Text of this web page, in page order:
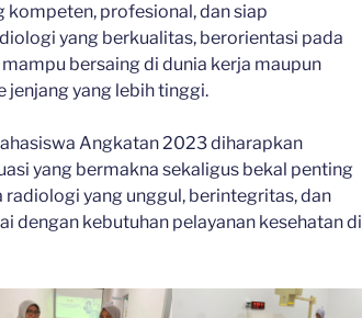
kompeten, profesional, dan siap
yang berkualitas, berorientasi pada
bersaing di dunia kerja maupun
jenjang yang lebih tinggi.
Angkatan 2023 diharapkan
yang bermakna sekaligus bekal penting
yang unggul, berintegritas, dan
dengan kebutuhan pelayanan kesehatan di